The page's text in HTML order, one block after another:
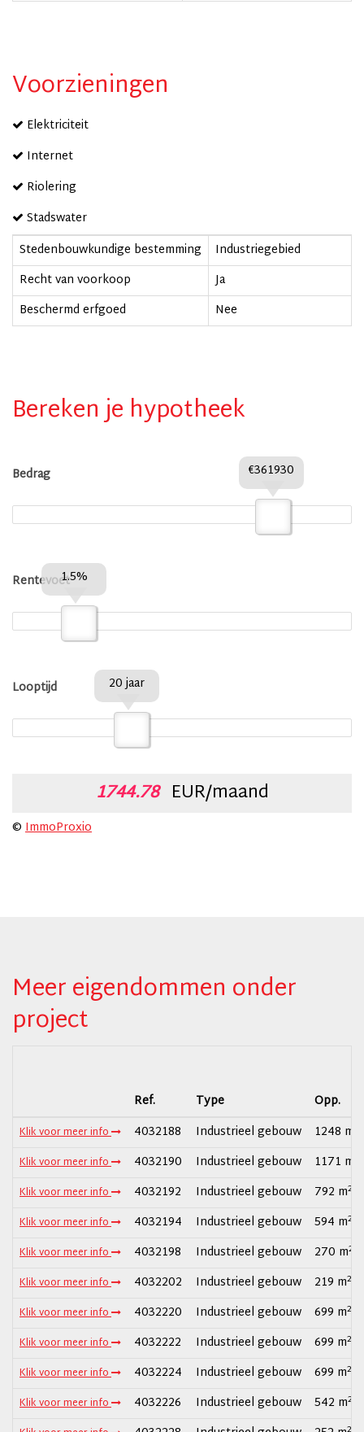
Voorzieningen
Elektriciteit
Internet
Riolering
Stadswater
Stedenbouwkundige bestemming
Industriegebied
Recht van voorkoop
Ja
Beschermd erfgoed
Nee
Bereken je hypotheek
Bedrag €361930
Rentevoet1.5%
Looptijd 20 jaar
1744.78 EUR/maand
© ImmoProxio
Meer eigendommen onder
project
Ref. Type Opp.
Klik voor meer info 4032188 Industrieel gebouw 1248 m
Klik voor meer info 4032190 Industrieel gebouw 1171 m
Klik voor meer info 4032192 Industrieel gebouw 792 m2
Klik voor meer info 4032194 Industrieel gebouw 594 m2
Klik voor meer info 4032198 Industrieel gebouw 270 m2
Klik voor meer info 4032202 Industrieel gebouw 219 m2
Klik voor meer info 4032220 Industrieel gebouw 699 m2
Klik voor meer info 4032222 Industrieel gebouw 699 m2
Klik voor meer info 4032224 Industrieel gebouw 699 m2
Klik voor meer info 4032226 Industrieel gebouw 542 m2